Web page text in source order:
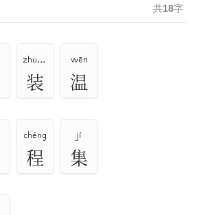
共18字
zhuāng
装
wēn
温
chéng
程
jí
集